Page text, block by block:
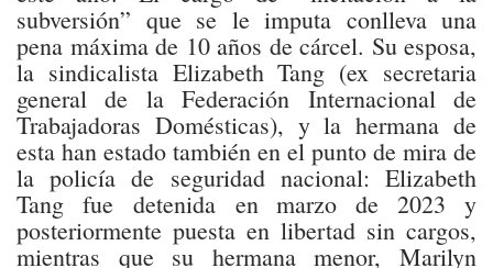
subversión” que se le imputa conlleva una
pena máxima de 10 años de cárcel. Su esposa,
la sindicalista Elizabeth Tang (ex secretaria
general de la Federación Internacional de
Trabajadoras Domésticas), y la hermana de
esta han estado también en el punto de mira de
la policía de seguridad nacional: Elizabeth
Tang fue detenida en marzo de 2023 y
posteriormente puesta en libertad sin cargos,
mientras que su hermana menor, Marilyn